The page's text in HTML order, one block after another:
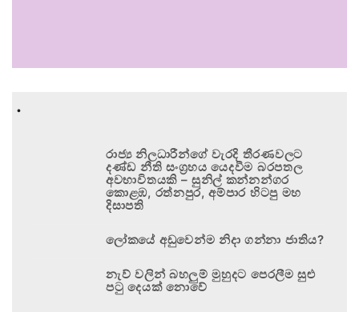
.
රාජ්‍ය නිලධාරීන්ගේ වැරදි තීරණවලට
දණ්ඩ නීති සංග්‍රහය යෙදවීම බරපතල
අවභාවිතයකි – සුනිල් කන්නන්ගර
කොළඹ, රත්නපුර, අම්පාර හිටපු මහ
දිසාපති
ලෝකයේ අඩුවෙන්ම නිදා ගන්නා ජාතිය?
නැව් වලින් බහලුම් මුහුදට පෙරලීම සුළු
පටු දෙයක් නොවේ